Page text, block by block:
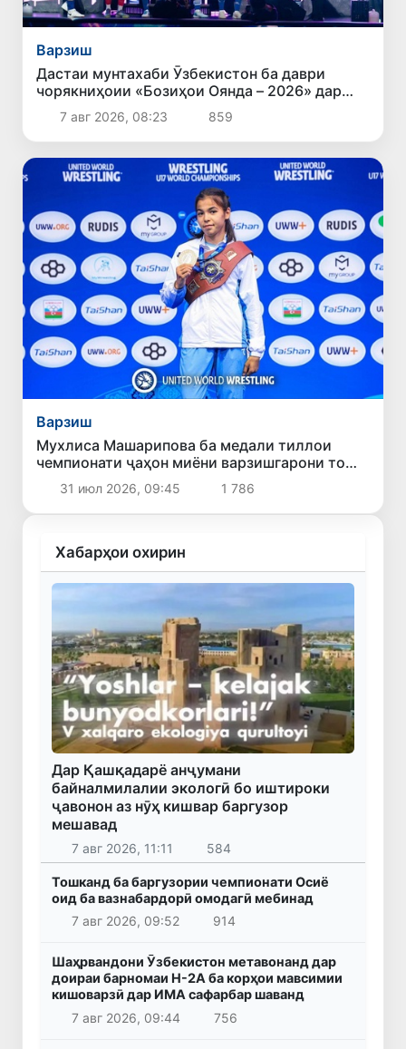
Варзиш
Дастаи мунтахаби Ӯзбекистон ба даври
чорякниҳоии «Бозиҳои Оянда – 2026» дар
Остона роҳ ёфт
7 авг 2026, 08:23 859
Варзиш
Мухлиса Машарипова ба медали тиллои
чемпионати ҷаҳон миёни варзишгарони то
17-сола шуд
31 июл 2026, 09:45 1 786
Хабарҳои охирин
Дар Қашқадарё анҷумани
байналмилалии экологӣ бо иштироки
ҷавонон аз нӯҳ кишвар баргузор
мешавад
7 авг 2026, 11:11 584
Тошканд ба баргузории чемпионати Осиё
оид ба вазнабардорӣ омодагӣ мебинад
7 авг 2026, 09:52
914
Шаҳрвандони Ӯзбекистон метавонанд дар
доираи барномаи H-2A ба корҳои мавсимии
кишоварзӣ дар ИМА сафарбар шаванд
7 авг 2026, 09:44
756